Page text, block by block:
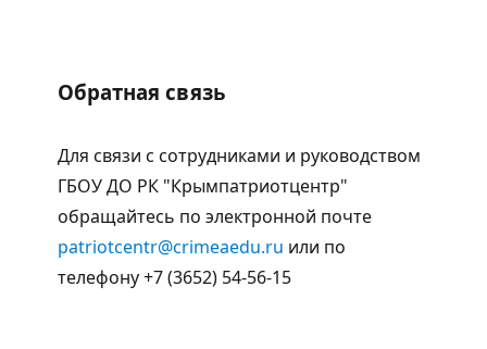
Обратная связь
Для связи с сотрудниками и руководством
ГБОУ ДО РК "Крымпатриотцентр"
обращайтесь по электронной почте
patriotcentr@crimeaedu.ru или по
телефону +7 (3652) 54-56-15